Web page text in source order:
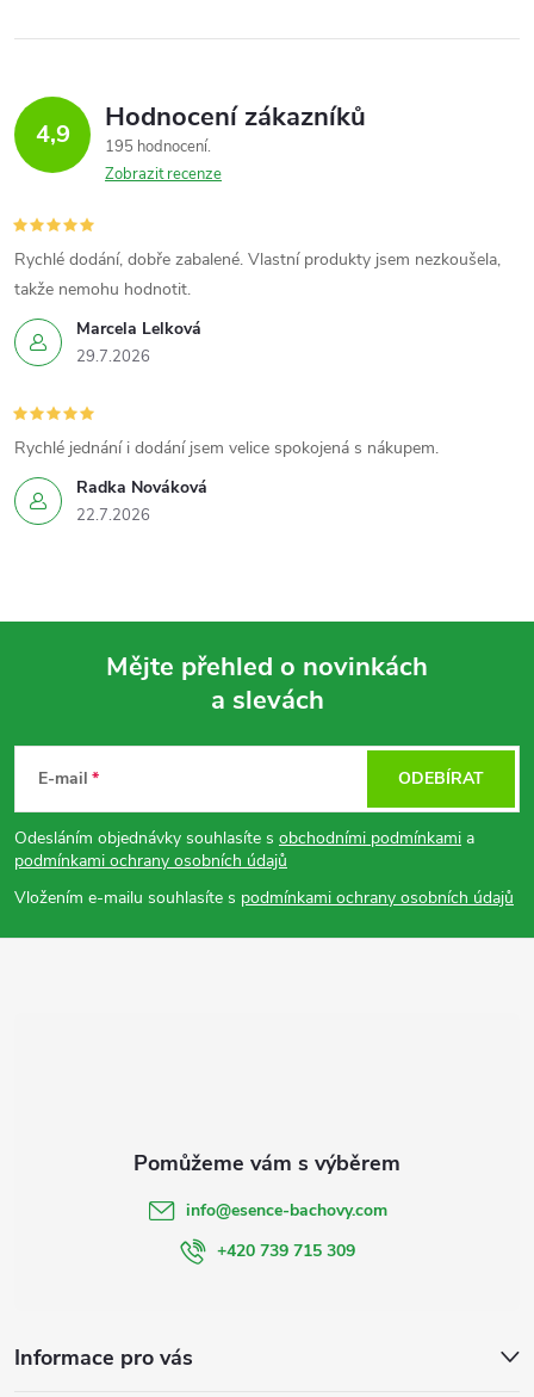
r
v
k
v
ý
p
i
s
u
4,9 Hodnocení zákazníků
195 hodnocení
Zobrazit recenze
Marcela Lelková
29.7.2026
Rychlé dodání, dobře zabalené. Vlastní produkty jsem nezkoušela,
takže nemohu hodnotit.
Radka Nováková
22.7.2026
Rychlé jednání i dodání jsem velice spokojená s nákupem.
p
a
t
Mějte přehled o novinkách
a slevách
E-mail
Odesláním objednávky souhlasíte s obchodními podmínkami a
podmínkami ochrany osobních údajů
Vložením e-mailu souhlasíte s podmínkami ochrany osobních údajů
ODEBÍRAT
Informace pro vás
info@esence-bachovy.com
+420 739 715 309